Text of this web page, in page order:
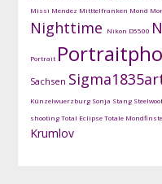
Missi Mendez Mitttelfranken Mond
Nighttime Nikon D5500
Portrait
Sachsen
Künzelwuerzburg Sonja Stang Steelwool
shootingTotal EclipseTotale
Krumlov